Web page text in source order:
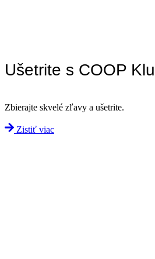
Ušetrite s COOP
Zbierajte skvelé zľavy a ušetrite.
Zistiť viac